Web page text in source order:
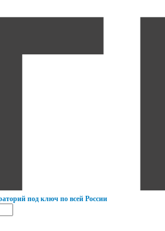
под ключ по всей России